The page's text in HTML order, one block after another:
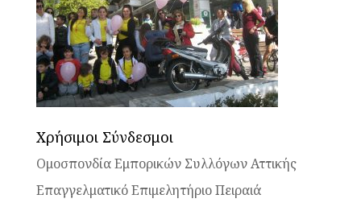
Χρήσιμοι Σύνδεσμοι
Ομοσπονδία Εμπορικών Συλλόγων Αττικής
Επαγγελματικό Επιμελητήριο Πειραιά